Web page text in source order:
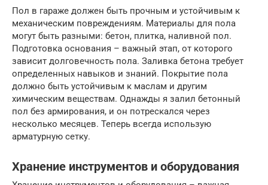
Пол в гараже должен быть прочным и устойчивым к
механическим повреждениям. Материалы для пола
могут быть разными: бетон, плитка, наливной пол.
Подготовка основания – важный этап, от которого
зависит долговечность пола. Заливка бетона требует
определенных навыков и знаний. Покрытие пола
должно быть устойчивым к маслам и другим
химическим веществам. Однажды я залил бетонный
пол без армирования, и он потрескался через
несколько месяцев. Теперь всегда использую
арматурную сетку.
Хранение инструментов и оборудования